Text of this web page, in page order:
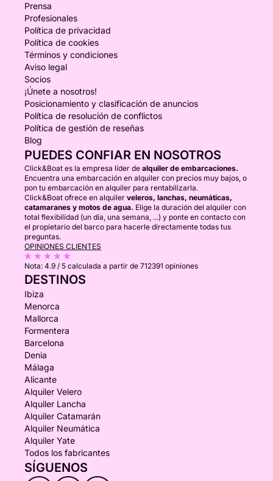
Prensa
Profesionales
Política de privacidad
Política de cookies
Términos y condiciones
Aviso legal
Socios
¡Únete a nosotros!
Posicionamiento y clasificación de anuncios
Política de resolución de conflictos
Política de gestión de reseñas
Blog
PUEDES CONFIAR EN NOSOTROS
Click&Boat es la empresa líder de alquiler de embarcaciones.
Encuentra una embarcación en alquiler con precios muy bajos, o
pon tu embarcación en alquiler para rentabilizarla.
Click&Boat ofrece en alquiler veleros, lanchas, neumáticas,
catamaranes y motos de agua. Elige la duración del alquiler con
total flexibilidad (un día, una semana, ...) y ponte en contacto con
el propietario del barco para hacerle directamente todas tus
preguntas.
OPINIONES CLIENTES
Nota: 4.9 / 5 calculada a partir de 712391 opiniones
DESTINOS
Ibiza
Menorca
Mallorca
Formentera
Barcelona
Denia
Málaga
Alicante
Alquiler Velero
Alquiler Lancha
Alquiler Catamarán
Alquiler Neumática
Alquiler Yate
Todos los fabricantes
SÍGUENOS